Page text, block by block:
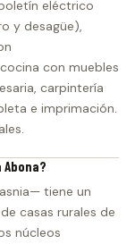
eléctrico
y desagüe),
con muebles
carpintería
e imprimación.
tiene un
casas rurales de
núcleos